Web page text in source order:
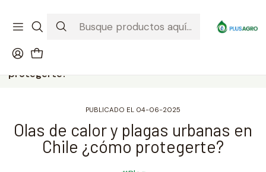
Ver condiciones de la promoción
protegerte?
PUBLICADO EL 04-06-2025
Olas de calor y plagas urbanas en
Chile ¿cómo protegerte?